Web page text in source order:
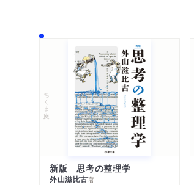
ちくま文庫
新版 思考の整理学
外山滋比古著